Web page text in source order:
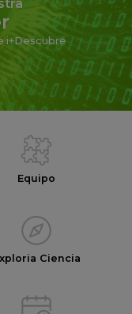
i+Descubre
Equipo
Ciencia